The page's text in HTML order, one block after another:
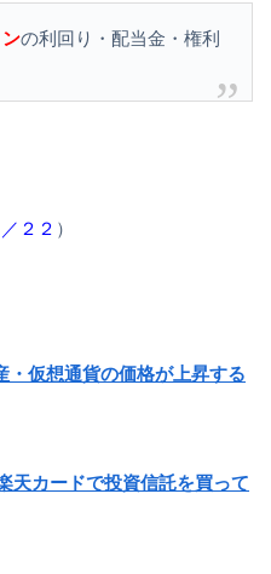
の利回り・配当金・権利
２２ ）
・仮想通貨の価格が上昇する
カードで投資信託を買って